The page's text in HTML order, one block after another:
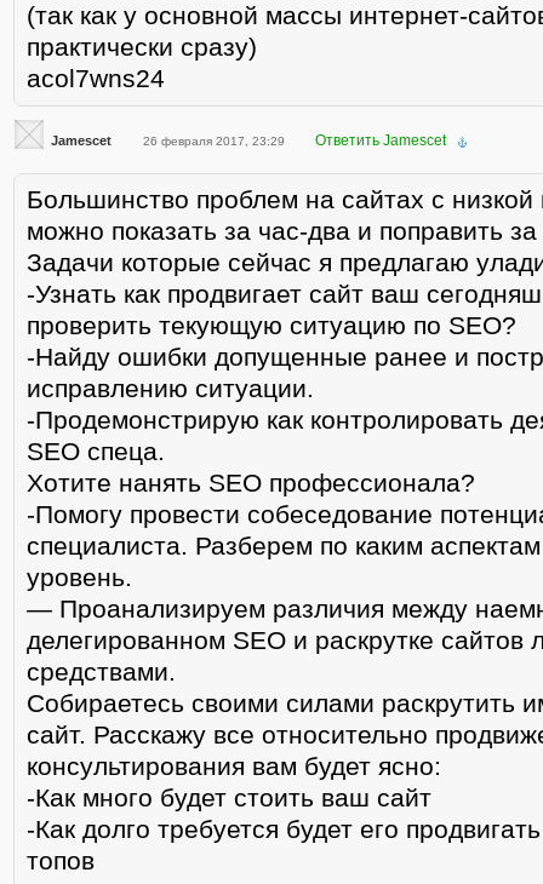
(так как у основной массы интернет-
практически сразу)
acol7wns24
Jamescet 26 февраля 2017, 23:29 Ответить Jamescet
Большинство проблем на сайтах с низкой
можно показать за час-два и поправить
Задачи которые сейчас я предлагаю
-Узнать как продвигает сайт ваш
проверить текующую ситуацию по SEO?
-Найду ошибки допущенные ранее и
исправлению ситуации.
-Продемонстрирую как контролировать
SEO спеца.
Хотите нанять SEO профессионала?
-Помогу провести собеседование
специалиста. Разберем по каким
уровень.
— Проанализируем различия между
делегированном SEO и раскрутке сайтов
средствами.
Собираетесь своими силами раскрутить
сайт. Расскажу все относительно
консультирования вам будет ясно:
-Как много будет стоить ваш сайт
-Как долго требуется будет его
топов